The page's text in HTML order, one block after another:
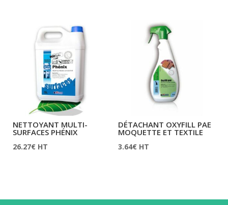
NETTOYANT MULTI-
SURFACES PHÉNIX
26.27€ HT
DÉTACHANT OXYFILL PAE
MOQUETTE ET TEXTILE
3.64€ HT